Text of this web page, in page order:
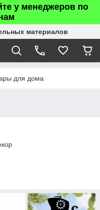
у менеджеров по
материалов
для дома